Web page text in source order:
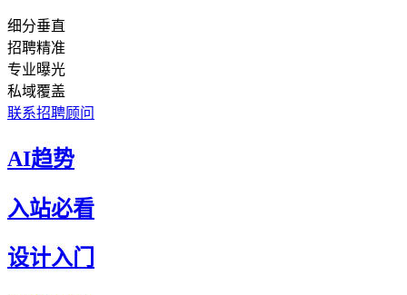
细分垂直
招聘精准
专业曝光
私域覆盖
联系招聘顾问
AI趋势
入站必看
设计入门